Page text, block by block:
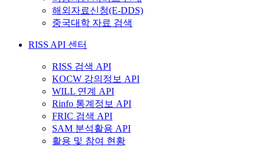
해외자료신청(E-DDS)
중국대학 자료 검색
RISS API 센터
RISS 검색 API
KOCW 강의정보 API
WILL 연계 API
Rinfo 통계정보 API
FRIC 검색 API
SAM 분석활용 API
활용 및 참여 현황